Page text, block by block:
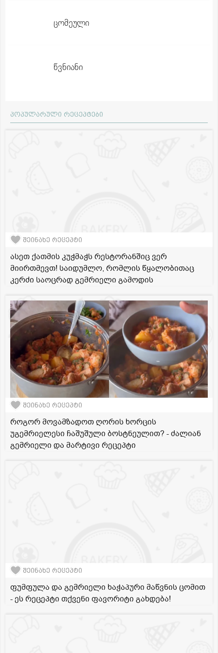
ცომეული
წვნიანი
პოპულარული რეცეპტები
შეინახე რეცეპტი
ასეთ ქათმის კუჭმაჭს რესტორანშიც ვერ
მიირთმევთ! საიდუმლო, რომლის წყალობითაც
კერძი საოცრად გემრიელი გამოდის
შეინახე რეცეპტი
როგორ მოვამზადოთ ღორის ხორცის
უგემრიელესი ჩაშუშული ბოსტნეულით? - ძალიან
გემრიელი და მარტივი რეცეპტი
შეინახე რეცეპტი
ფუმფულა და გემრიელი ხაჭაპური მაწვნის ცომით
- ეს რეცეპტი თქვენი ფავორიტი გახდება!